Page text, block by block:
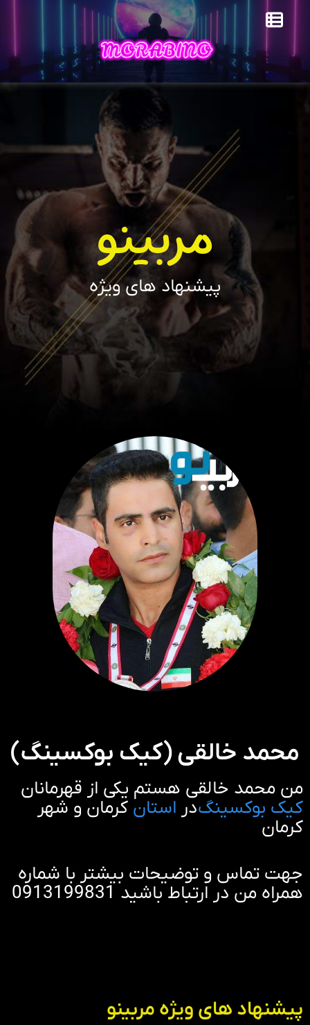
مربینو
پیشنهاد های ویژه
محمد خالقی (کیک بوکسینگ)
من محمد خالقی هستم یکی از قهرمانان
کیک بوکسینگدر استان کرمان و شهر
کرمان
جهت تماس و توضیحات بیشتر با شماره
همراه من در ارتباط باشید 0913199831
پیشنهاد های ویژه مربینو